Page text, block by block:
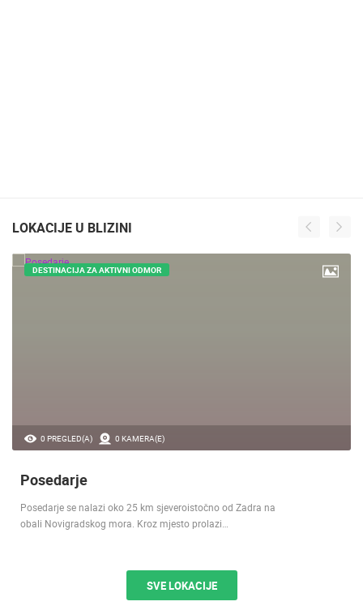
LOKACIJE U BLIZINI
0 PREGLED(A) 0 KAMERA(E)
DESTINACIJA ZA AKTIVNI ODMOR
Posedarje
Posedarje se nalazi oko 25 km sjeveroistočno od Zadra na
obali Novigradskog mora. Kroz mjesto prolazi…
SVE LOKACIJE